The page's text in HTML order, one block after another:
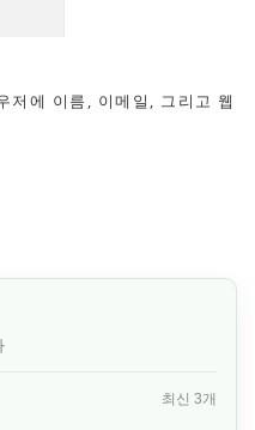
저에 이름, 이메일, 그리고 웹
최신 3개